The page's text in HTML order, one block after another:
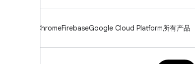
ChromeFirebaseGoogle Cloud Platform所有产品